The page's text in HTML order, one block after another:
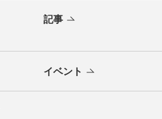
記事
イベント